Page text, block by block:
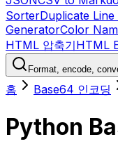
SorterDuplicate
GeneratorColor
HTML 압축기HTML
Format, encode,
홈 Base64 인코딩
Python